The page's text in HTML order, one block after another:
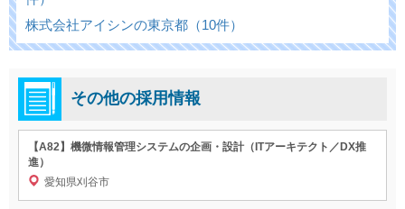
株式会社アイシンの東京都（10件）
その他の採用情報
【A82】機微情報管理システムの企画・設計（ITアーキテクト／DX推
進）
愛知県刈谷市